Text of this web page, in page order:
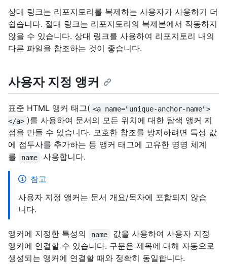
상대 링크는 리포지토리를 복제하는 사용자가 사용하기 더
쉽습니다. 절대 링크는 리포지토리의 복제본에서 작동하지
않을 수 있습니다. 상대 링크를 사용하여 리포지토리 내의
다른 파일을 참조하는 것이 좋습니다.
사용자 지정 앵커
표준 HTML 앵커 태그( <a name="unique-anchor-name">
</a> )를 사용하여 문서의 모든 위치에 대한 탐색 앵커 지
점을 만들 수 있습니다. 모호한 참조를 방지하려면 특성 값
에 접두사를 추가하는 등 앵커 태그에 고유한 명명 체계
를
name 사용합니다.
참고
사용자 지정 앵커는 문서 개요/목차에 포함되지 않습
니다.
앵커에 지정한 특성의 name
값을 사용하여 사용자 지정
앵커에 연결할 수 있습니다. 구문은 제목에 대해 자동으로
생성되는 앵커에 연결할 때와 정확히 동일합니다.